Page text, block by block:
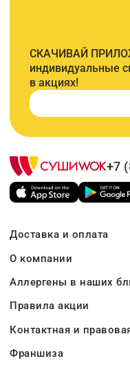
СКАЧИВАЙ
индивидуальные
в акциях!
+7
Доставка и оплата
О компании
Аллергены в наших
Правила акции
Контактная и
Франшиза